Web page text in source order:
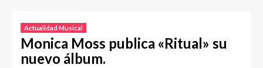
Actualidad Musical
Monica Moss publica «Ritual» su
nuevo álbum.